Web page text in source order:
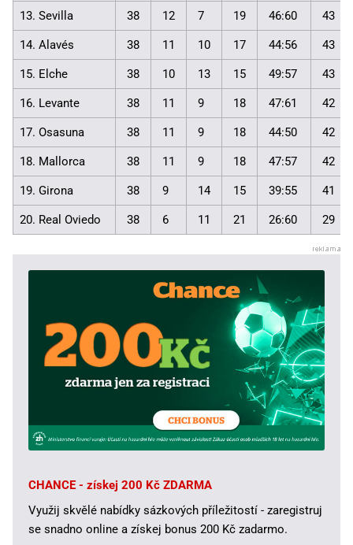
13. Sevilla 38 12 7 19 46:60 43
14. Alavés 38 11 10 17 44:56 43
15. Elche 38 10 13 15 49:57 43
16. Levante 38 11 9 18 47:61 42
17. Osasuna 38 11 9 18 44:50 42
18. Mallorca 38 11 9 18 47:57 42
19. Girona 38 9 14 15 39:55 41
20. Real Oviedo 38 6 11 21 26:60 29
CHANCE - získej 200 Kč ZDARMA
Využij skvělé nabídky sázkových příležitostí - zaregistruj
se snadno online a získej bonus 200 Kč zadarmo.